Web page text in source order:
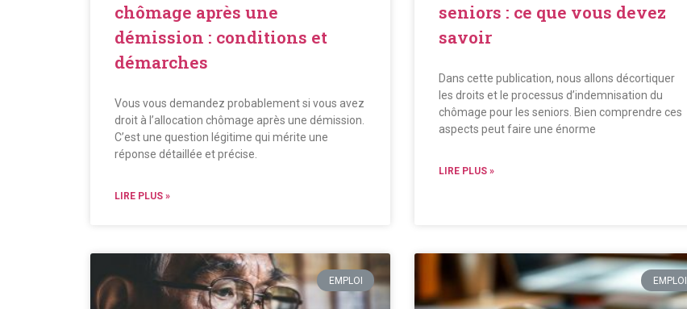
chômage après une
démission : conditions et
démarches
Vous vous demandez probablement si vous avez
droit à l’allocation chômage après une démission.
C’est une question légitime qui mérite une
réponse détaillée et précise.
LIRE PLUS »
seniors : ce que vous devez
savoir
Dans cette publication, nous allons décortiquer
les droits et le processus d’indemnisation du
chômage pour les seniors. Bien comprendre ces
aspects peut faire une énorme
LIRE PLUS »
EMPLOI EMPLOI